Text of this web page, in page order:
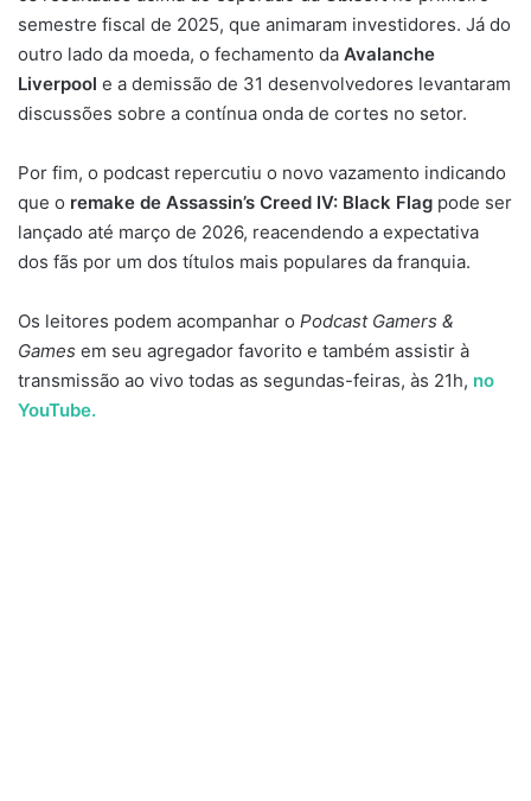
semestre fiscal de 2025, que animaram investidores. Já do
outro lado da moeda, o fechamento da Avalanche
Liverpool e a demissão de 31 desenvolvedores levantaram
discussões sobre a contínua onda de cortes no setor.
Por fim, o podcast repercutiu o novo vazamento indicando
que o remake de Assassin’s Creed IV: Black Flag pode ser
lançado até março de 2026, reacendendo a expectativa
dos fãs por um dos títulos mais populares da franquia.
Os leitores podem acompanhar o Podcast Gamers &
Games em seu agregador favorito e também assistir à
transmissão ao vivo todas as segundas-feiras, às 21h, no
YouTube.